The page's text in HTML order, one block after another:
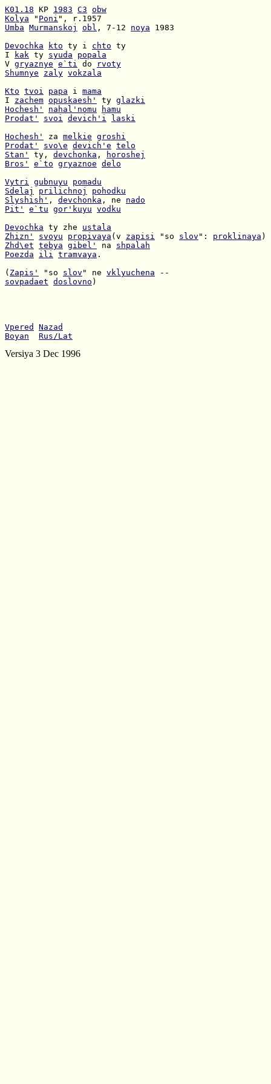
K01.18 KP 1983 C3 obw
Kolya " Poni
Umba Murmanskoj obl , 7-12 noya 1983
Devochka
kto ty i chto
I
kak ty syuda
popala
V gryaznye e`ti do
rvoty
Shumnye
zaly vokzala
Kto tvoi papa i mama
I zachem opuskaesh' ty glazki
Hochesh'
nahal'nomu
hamu
Prodat'
svoi devich'i
laski
Hochesh'
za melkie groshi
Prodat'
svo\e devich'e telo
Stan'
ty, devchonka ,
horoshej
Bros'
e`to gryaznoe delo
Vytri gubnuyu
pomadu
Sdelaj
prilichnoj
pohodku
Slyshish' , devchonka , ne nado
Pit'
e`tu gor'kuyu vodku
Devochka ty zhe ustala
Zhizn'
svoyu propivaya (v zapisi "so slov ": proklinaya
Zhd\et tebya gibel' na shpalah
Poezda
ili tramvaya .
( Zapis' "so slov " ne vklyuchena
sovpadaet doslovno )
Vpered
Nazad
Boyan
Rus/Lat
Versiya 3 Dec 1996